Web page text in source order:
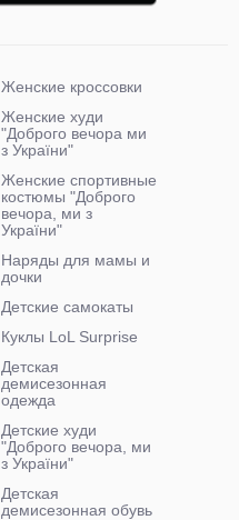
Женские кроссовки
Женские худи
"Доброго вечора ми
з України"
Женские спортивные
костюмы "Доброго
вечора, ми з
України"
Наряды для мамы и
дочки
Детские самокаты
Куклы LoL Surprise
Детская
демисезонная
одежда
Детские худи
"Доброго вечора, ми
з України"
Детская
демисезонная обувь